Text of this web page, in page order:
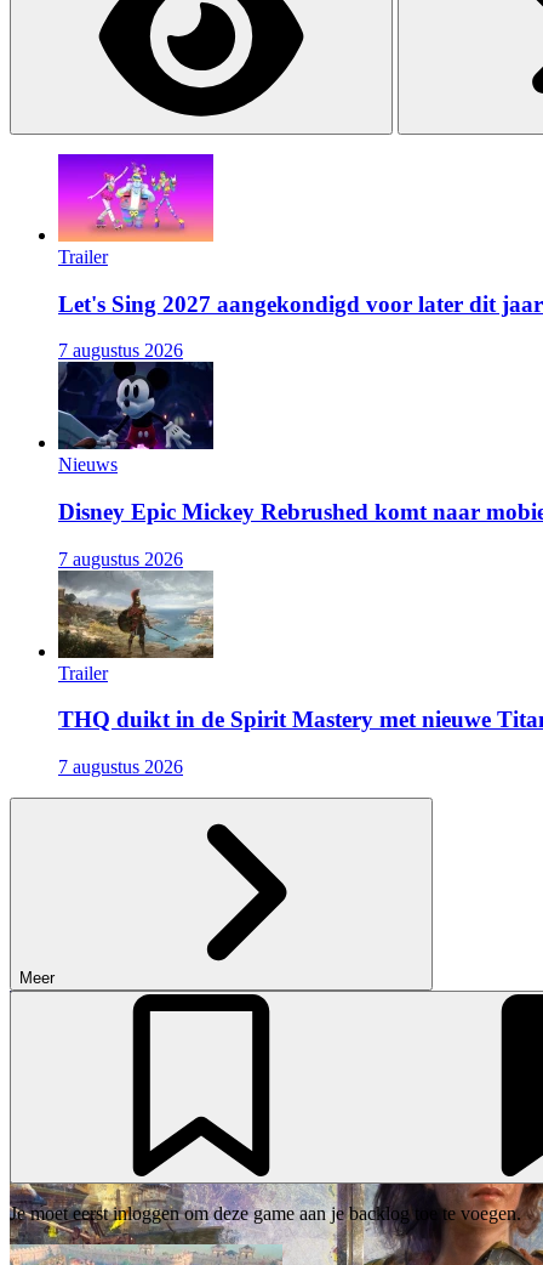
Trailer
Let's Sing 2027 aangekondigd voor later dit jaar
7 augustus 2026
Nieuws
Disney Epic Mickey Rebrushed komt naar
7 augustus 2026
Trailer
THQ duikt in de Spirit Mastery met nieuwe
7 augustus 2026
Meer
Je moet eerst inloggen om deze game aan je backlog toe te voegen.